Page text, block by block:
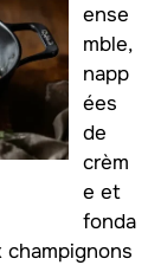
ense
mble,
napp
ées
de
crèm
e et
fonda